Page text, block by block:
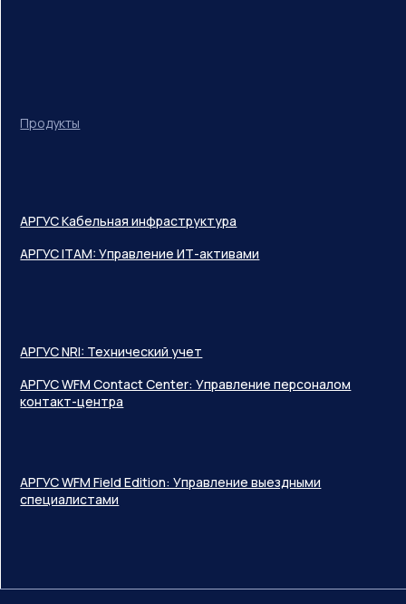
Продукты
АРГУС WFM Field Edition: Управление выездными
специалистами
АРГУС NRI: Технический учет
АРГУС WFM Contact Center: Управление персоналом
контакт-центра
АРГУС Кабельная инфраструктура
АРГУС ITAM: Управление ИТ-активами